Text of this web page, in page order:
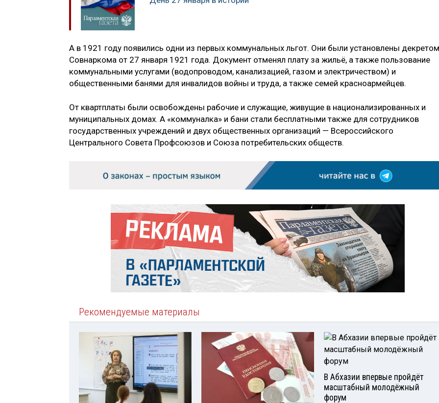
А в 1921 году появились одни из первых коммунальных льгот. Они были установлены декретом
Совнаркома от 27 января 1921 года. Документ отменял плату за жильё, а также пользование
коммунальными услугами (водопроводом, канализацией, газом и электричеством) и
общественными банями для инвалидов войны и труда, а также семей красноармейцев.
От квартплаты были освобождены рабочие и служащие, живущие в национализированных и
муниципальных домах. А «коммуналка» и бани стали бесплатными также для сотрудников
государственных учреждений и двух общественных организаций — Всероссийского
Центрального Совета Профсоюзов и Союза потребительских обществ.
Рекомендуемые материалы
В Абхазии впервые пройдёт
масштабный молодёжный
форум